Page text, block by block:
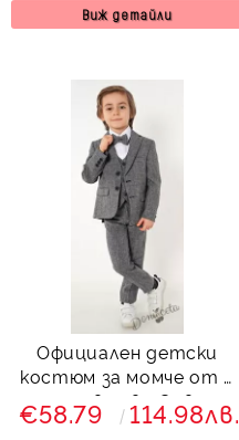
Виж детайли
Официален детски
костюм за момче от 5
части в сиво Сивина
€58.79 114.98лв.